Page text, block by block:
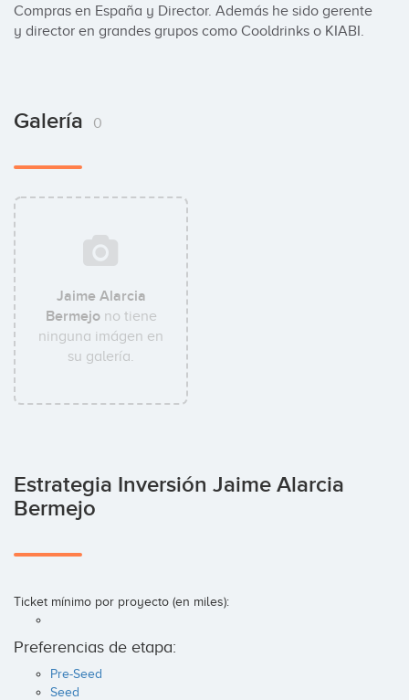
Compras en España y Director. Además he sido gerente
y director en grandes grupos como Cooldrinks o KIABI.
Galería 0
Jaime Alarcia
Bermejono tiene
ninguna imágen en
su galería.
Estrategia Inversión Jaime Alarcia
Bermejo
Ticket mínimo por proyecto (en miles):
Preferencias de etapa:
Pre-Seed
Seed